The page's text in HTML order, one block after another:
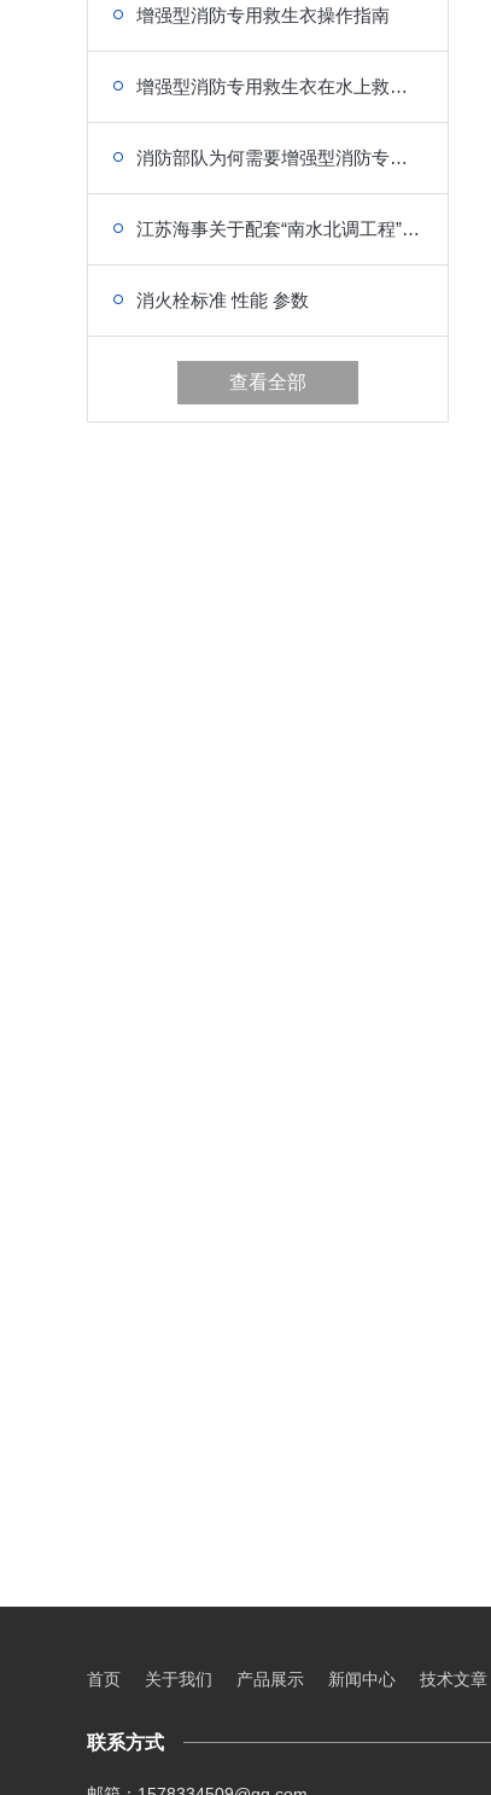
增强型消防专用救生衣操作指南
增强型消防专用救生衣在水上救援中的重要性
消防部队为何需要增强型消防专用救生衣
江苏海事关于配套“南水北调工程”船用设备的政策
消火栓标准 性能 参数
查看全部
首页 关于我们 产品展示 新闻中心 技术文章
联系方式